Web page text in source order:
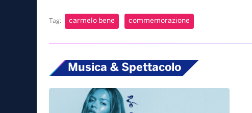
Tag: carmelo bene commemorazione
Musica & Spettacolo